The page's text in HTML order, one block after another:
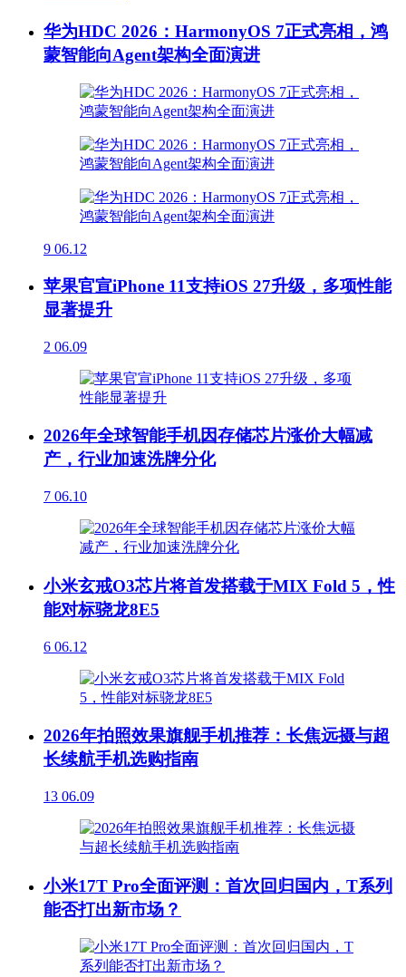
华为HDC 2026：HarmonyOS 7正式亮相，鸿
蒙智能向Agent架构全面演进
9 06.12
苹果官宣iPhone 11支持iOS 27升级，多项性能
显著提升
2 06.09
2026年全球智能手机因存储芯片涨价大幅减
产，行业加速洗牌分化
7 06.10
小米玄戒O3芯片将首发搭载于MIX Fold 5，性
能对标骁龙8E5
6 06.12
2026年拍照效果旗舰手机推荐：长焦远摄与超
长续航手机选购指南
13 06.09
小米17T Pro全面评测：首次回归国内，T系列
能否打出新市场？